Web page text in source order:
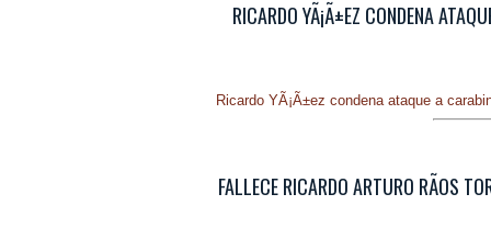
RICARDO YÃ¡Ã±EZ CONDENA
Ricardo YÃ¡Ã±ez condena ataque a
FALLECE RICARDO ARTURO RÃ­OS